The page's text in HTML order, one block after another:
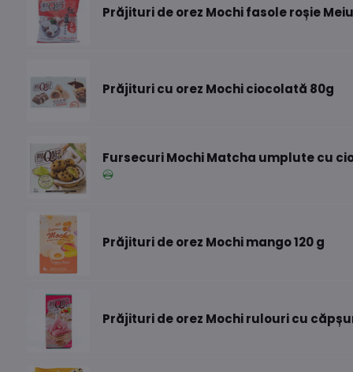
Prăjituri de orez Mochi fasole roșie
Prăjituri cu orez Mochi ciocolată 80g
Fursecuri Mochi Matcha umplute cu
Prăjituri de orez Mochi mango 120 g
Prăjituri de orez Mochi rulouri cu